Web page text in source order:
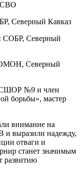
СВО
Северный Кавказ
СОБР, Северный
ОМОН, Северный
СШОР №9 и член
борьбы», мастер
внимание на
и выразили надежду,
отваги и
станет значимым
развитию